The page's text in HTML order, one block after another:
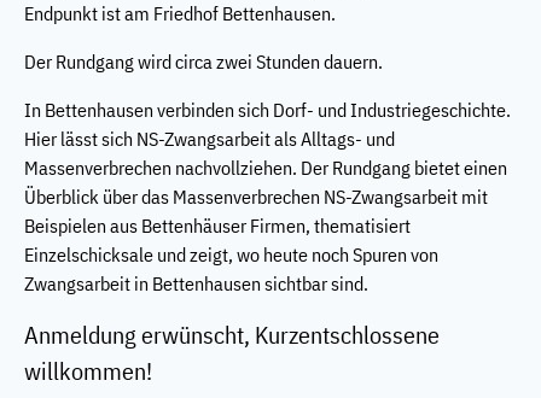
Endpunkt ist am Friedhof Bettenhausen.
Der Rundgang wird circa zwei Stunden dauern.
In Bettenhausen verbinden sich Dorf- und Industriegeschichte.
Hier lässt sich NS-Zwangsarbeit als Alltags- und
Massenverbrechen nachvollziehen. Der Rundgang bietet einen
Überblick über das Massenverbrechen NS-Zwangsarbeit mit
Beispielen aus Bettenhäuser Firmen, thematisiert
Einzelschicksale und zeigt, wo heute noch Spuren von
Zwangsarbeit in Bettenhausen sichtbar sind.
Anmeldung erwünscht, Kurzentschlossene
willkommen!